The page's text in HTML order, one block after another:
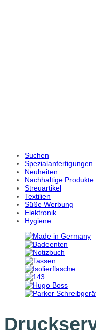
Suchen
Spezialanfertigungen
Neuheiten
Nachhaltige Produkte
Streuartikel
Textilien
Süße Werbung
Elektronik
Hygiene